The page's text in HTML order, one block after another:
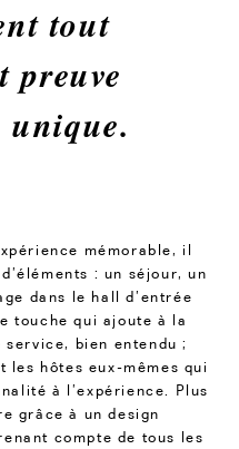
tout
preuve
unique.
mémorable, il
: un séjour, un
dans le hall d’entrée
touche qui ajoute à la
bien entendu ;
les hôtes eux-mêmes qui
à l’expérience. Plus
grâce à un design
compte de tous les